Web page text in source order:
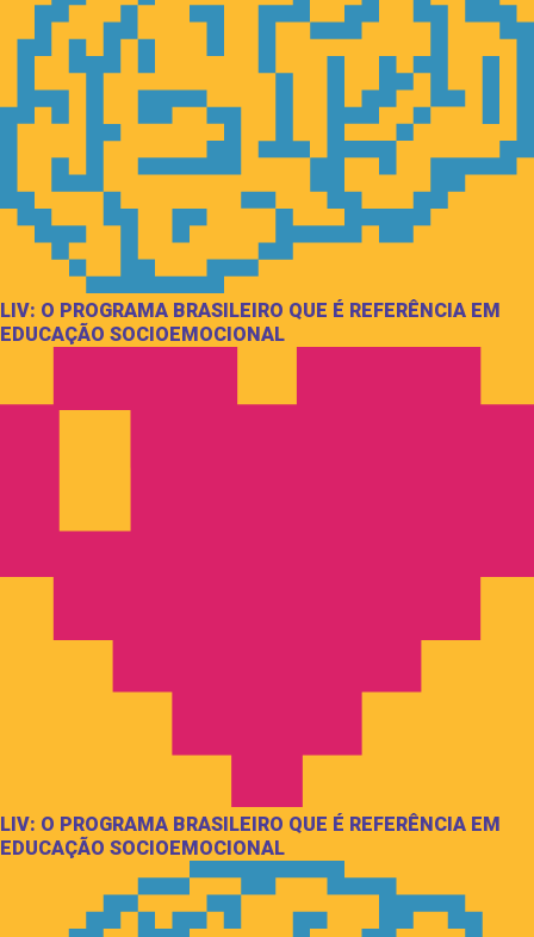
LIV: O PROGRAMA BRASILEIRO QUE É REFERÊNCIA EM
EDUCAÇÃO SOCIOEMOCIONAL
LIV: O PROGRAMA BRASILEIRO QUE É REFERÊNCIA EM
EDUCAÇÃO SOCIOEMOCIONAL